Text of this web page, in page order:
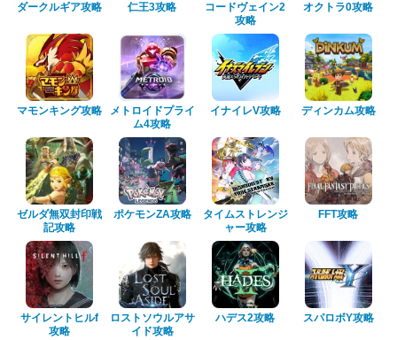
ダークルギア攻略 仁王3攻略
コードヴェイン2
攻略
オクトラ0攻略
マモンキング攻略
メトロイドプライ
ム4攻略
イナイレV攻略 ディンカム攻略
ゼルダ無双封印戦
記攻略
ポケモンZA攻略
タイムストレンジ
ャー攻略
FFT攻略
サイレントヒルf
攻略
ロストソウルアサ
イド攻略
ハデス2攻略 スパロボY攻略